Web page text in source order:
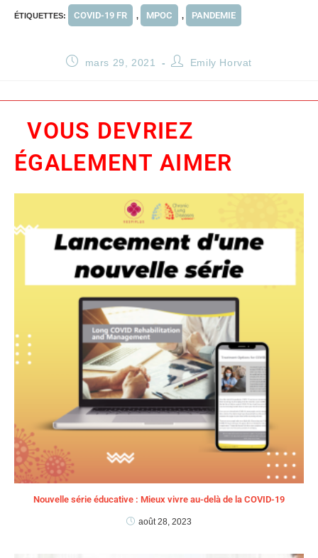
ÉTIQUETTES: COVID-19 FR , MPOC , PANDEMIE
mars 29, 2021 Emily Horvat
VOUS DEVRIEZ
ÉGALEMENT AIMER
Nouvelle série éducative : Mieux vivre au-delà de la COVID-19​
août 28, 2023